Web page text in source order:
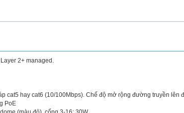
2+ managed.
cat5 hay cat6 (10/100Mbps). Chế độ mở rộng đường truyền lên
PoE